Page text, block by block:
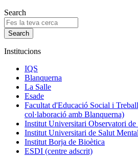
Search
Institucions
IQS
Blanquerna
La Salle
Esade
Facultat d'Educació Social i
col·laboració amb Blanquerna)
Institut Universitari Observatori de
Institut Universitari de Salut
Institut Borja de Bioètica
ESDI (centre adscrit)